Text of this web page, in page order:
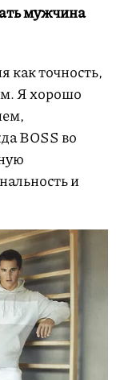
мужчина
как точность,
Я хорошо
BOSS во
и